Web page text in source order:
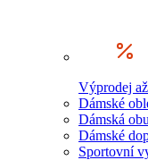
Výprodej
Dámské
Dámská
Dámské
Sportovní